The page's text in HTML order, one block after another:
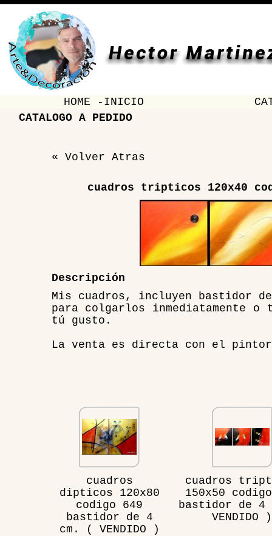
HOME -INICIO
CATALOGO A PEDIDO
« Volver Atras
cuadros tripticos 120x40
Descripción
Mis cuadros, incluyen bastidor
para colgarlos inmediatamente
tú gusto.
La venta es directa con el pintor
cuadros
dipticos 120x80
codigo 649
bastidor de 4
cm. ( VENDIDO )
cuadros
150x50
bastidor de 4
VENDIDO )